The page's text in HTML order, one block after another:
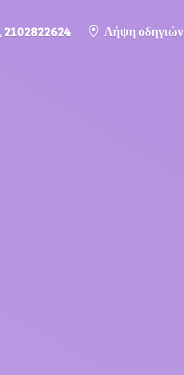
2102822624 Λήψη οδηγιών